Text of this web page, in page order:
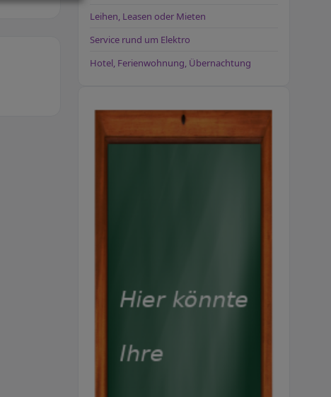
Leihen, Leasen oder Mieten
Service rund um Elektro
Hotel, Ferienwohnung, Übernachtung